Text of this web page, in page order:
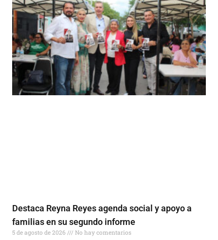
Destaca Reyna Reyes agenda social y apoyo a
familias en su segundo informe
5 de agosto de 2026 No hay comentarios